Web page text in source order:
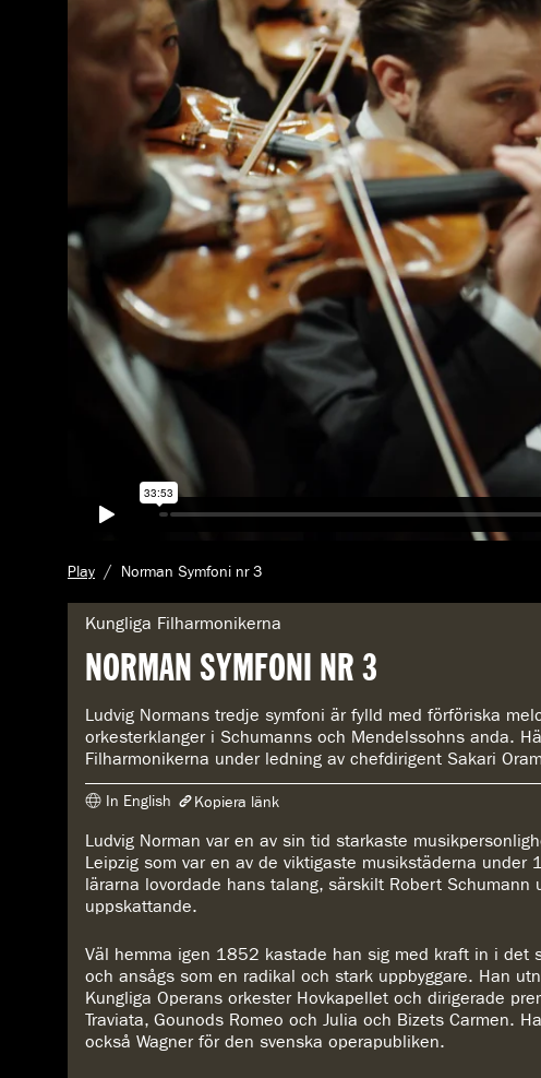
Play
A
u
e
l
s
i
d
a
:
Norman Symfoni nr 3
G
n
r
e
:
Kungliga Filharmonikerna
NORMAN SYMFONI NR 3
Ludvig Normans tredje symfoni är fylld med förföriska
orkesterklanger i Schumanns och Mendelssohns anda.
Filharmonikerna under ledning av chefdirigent Sakari
In English Kopiera länk
Länken har kopierats
https://www.konserthuset.se/play/norman-symfoni-nr-3/
Ludvig Norman var en av sin tid starkaste
Leipzig som var en av de viktigaste musikstäderna under
lärarna lovordade hans talang, särskilt Robert Schumann
uppskattande.
Väl hemma igen 1852 kastade han sig med kraft in i det
och ansågs som en radikal och stark uppbyggare. Han
Kungliga Operans orkester Hovkapellet och dirigerade
Traviata, Gounods Romeo och Julia och Bizets Carmen.
också Wagner för den svenska operapubliken.